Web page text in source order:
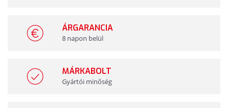
ÁRGARANCIA
8 napon belül
MÁRKABOLT
Gyártói minőség